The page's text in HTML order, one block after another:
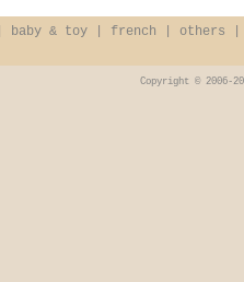
baby & toy| french others
Copyright © 2006-